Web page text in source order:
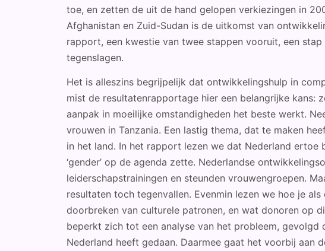
toe, en zetten de uit de hand gelopen verkiezingen in
Afghanistan en Zuid-Sudan is de uitkomst van
rapport, een kwestie van twee stappen vooruit, een
tegenslagen.
Het is alleszins begrijpelijk dat ontwikkelingshulp in
mist de resultatenrapportage hier een belangrijke kans:
aanpak in moeilijke omstandigheden het beste werkt.
vrouwen in Tanzania. Een lastig thema, dat te maken
in het land. In het rapport lezen we dat Nederland ertoe
‘gender’ op de agenda zette. Nederlandse
leiderschapstrainingen en steunden vrouwengroepen.
resultaten toch tegenvallen. Evenmin lezen we hoe je
doorbreken van culturele patronen, en wat donoren op
beperkt zich tot een analyse van het probleem, gevolgd
Nederland heeft gedaan. Daarmee gaat het voorbij aan